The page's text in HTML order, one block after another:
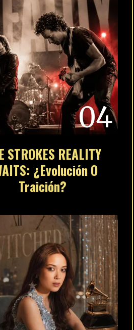
04
STROKES REALITY
¿Evolución O
Traición?